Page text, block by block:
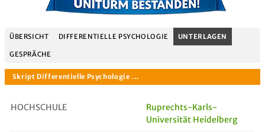
ÜBERSICHT DIFFERENTIELLE PSYCHOLOGIE UNTERLAGEN
GESPRÄCHE
HOCHSCHULE
Ruprechts-Karls-
Universität Heidelberg